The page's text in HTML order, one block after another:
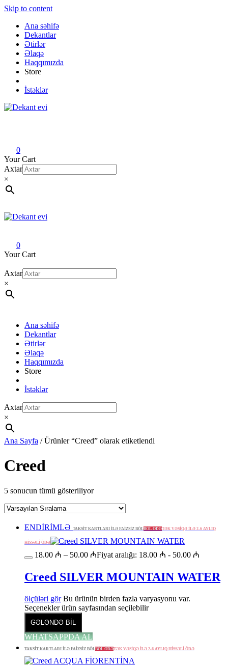
Skip to content
Ana səhifə
Dekantlar
Ətirlər
Əlaqə
Haqqımızda
Store
İstəklər
0
Your Cart
Axtar
×
0
Your Cart
Axtar
×
Ana səhifə
Dekantlar
Ətirlər
Əlaqə
Haqqımızda
Store
İstəklər
Axtar
×
Ana Sayfa / Ürünler “Creed” olarak etiketlendi
Creed
5 sonucun tümü gösteriliyor
ENDİRİMLƏ TAKSİT KARTLARI İLƏ FAİZSİZ BÖLBÖL ÖDƏTƏK VƏSİQƏ İLƏ 2-6 AYLIQ
HİSSƏLİ ÖDƏ
18.00 ₼ – 50.00 ₼Fiyat aralığı: 18.00 ₼ - 50.00 ₼
Creed SILVER MOUNTAIN WATER
ölçüləri gör Bu ürünün birden fazla varyasyonu var.
Seçenekler ürün sayfasından seçilebilir
GƏLƏNDƏ BİL
WHATSAPPDA AL
TAKSİT KARTLARI İLƏ FAİZSİZ BÖLBÖL ÖDƏTƏK VƏSİQƏ İLƏ 2-6 AYLIQ HİSSƏLİ ÖDƏ